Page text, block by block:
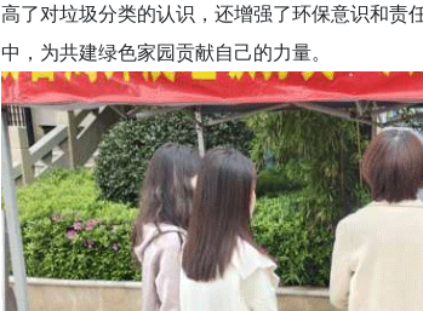
高了对垃圾分类的认识，还增强了环保意识和责
中，为共建绿色家园贡献自己的力量。